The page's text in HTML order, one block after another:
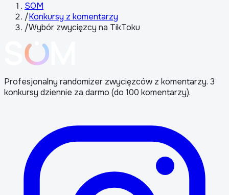
SOM
/Konkursy z komentarzy
/Wybór zwycięzcy na TikToku
Profesjonalny randomizer zwycięzców z komentarzy. 3
konkursy dziennie za darmo (do 100 komentarzy).